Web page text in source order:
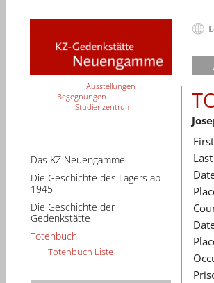
Ausstellungen
Begegnungen
Studienzentrum
Das KZ Neuengamme
Die Geschichte des Lagers ab
1945
Die Geschichte der
Gedenkstätte
Totenbuch
Totenbuch Liste